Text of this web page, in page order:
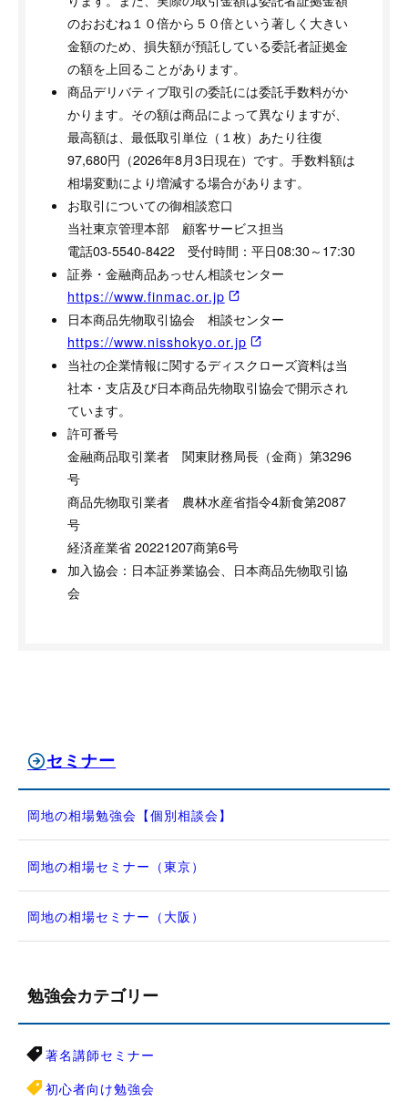
のおおむね１０倍から５０倍という著しく大きい
金額のため、損失額が預託している委託者証拠金
の額を上回ることがあります。
商品デリバティブ取引の委託には委託手数料がか
かります。その額は商品によって異なりますが、
最高額は、最低取引単位（１枚）あたり往復
97,680円（2026年8月3日現在）です。手数料額は
相場変動により増減する場合があります。
お取引についての御相談窓口
当社東京管理本部 顧客サービス担当
電話03-5540-8422 受付時間：平日08:30～17:30
証券・金融商品あっせん相談センター
https://www.finmac.or.jp
日本商品先物取引協会 相談センター
https://www.nisshokyo.or.jp
当社の企業情報に関するディスクローズ資料は当
社本・支店及び日本商品先物取引協会で開示され
ています。
許可番号
金融商品取引業者 関東財務局長（金商）第3296
号
商品先物取引業者 農林水産省指令4新食第2087
号
経済産業省 20221207商第6号
加入協会：日本証券業協会、日本商品先物取引協
会
セミナー
岡地の相場勉強会【個別相談会】
岡地の相場セミナー（東京）
岡地の相場セミナー（大阪）
勉強会カテゴリー
著名講師セミナー
初心者向け勉強会